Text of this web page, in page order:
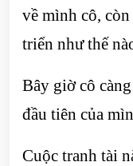
về mình cô,
triển như thế
Bây giờ cô
đầu tiên của
Cuộc tranh tài